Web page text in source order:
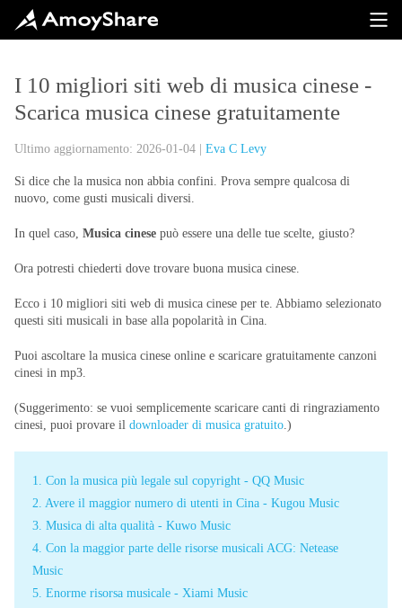
I 10 migliori siti web di musica cinese -
Scarica musica cinese gratuitamente
Ultimo aggiornamento: 2026-01-04 | Eva C Levy
Si dice che la musica non abbia confini. Prova sempre qualcosa di
nuovo, come gusti musicali diversi.
In quel caso, Musica cinese può essere una delle tue scelte, giusto?
Ora potresti chiederti dove trovare buona musica cinese.
Ecco i 10 migliori siti web di musica cinese per te. Abbiamo selezionato
questi siti musicali in base alla popolarità in Cina.
Puoi ascoltare la musica cinese online e scaricare gratuitamente canzoni
cinesi in mp3.
(Suggerimento: se vuoi semplicemente scaricare canti di ringraziamento
cinesi, puoi provare il downloader di musica gratuito.)
1. Con la musica più legale sul copyright - QQ Music
2. Avere il maggior numero di utenti in Cina - Kugou Music
3. Musica di alta qualità - Kuwo Music
4. Con la maggior parte delle risorse musicali ACG: Netease
Music
5. Enorme risorsa musicale - Xiami Music